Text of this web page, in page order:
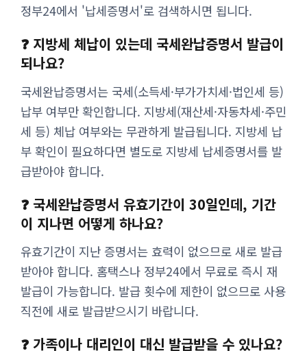
정부24에서 '납세증명서'로 검색하시면 됩니다.
❓ 지방세 체납이 있는데 국세완납증명서 발급이
되나요?
국세완납증명서는 국세(소득세·부가가치세·법인세 등)
납부 여부만 확인합니다. 지방세(재산세·자동차세·주민
세 등) 체납 여부와는 무관하게 발급됩니다. 지방세 납
부 확인이 필요하다면 별도로 지방세 납세증명서를 발
급받아야 합니다.
❓ 국세완납증명서 유효기간이 30일인데, 기간
이 지나면 어떻게 하나요?
유효기간이 지난 증명서는 효력이 없으므로 새로 발급
받아야 합니다. 홈택스나 정부24에서 무료로 즉시 재
발급이 가능합니다. 발급 횟수에 제한이 없으므로 사용
직전에 새로 발급받으시기 바랍니다.
❓ 가족이나 대리인이 대신 발급받을 수 있나요?